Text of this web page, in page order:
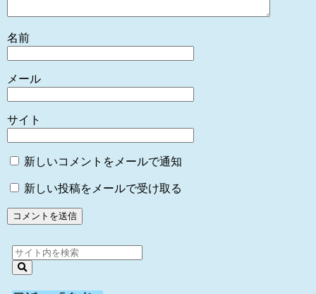
名前
メール
サイト
新しいコメントをメールで通知
新しい投稿をメールで受け取る